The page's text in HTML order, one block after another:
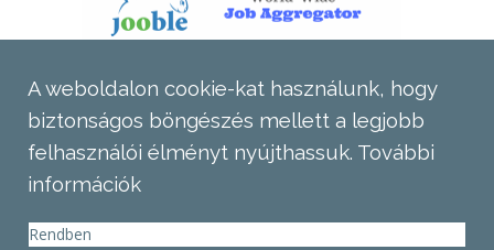
A weboldalon cookie-kat használunk, hogy
biztonságos böngészés mellett a legjobb
felhasználói élményt nyújthassuk. További
információk
Rendben